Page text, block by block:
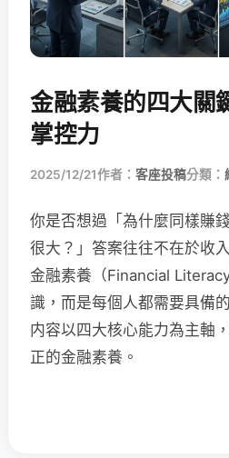
金融素養的四大關
掌控力
2025/12/21作者： 客座投稿分類：
你是否想過「為什麼同樣賺
很大？」答案往往不在於收
金融素養（Financial
識，而是每個人都需要具備
内容以四大核心能力為主軸
正的金融素養。